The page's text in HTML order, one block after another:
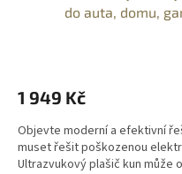
do auta, domu,
1 949 Kč
Objevte moderní a efektivní
muset řešit poškozenou
Ultrazvukový plašič kun může